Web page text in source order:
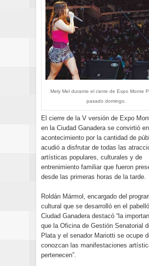
Mely Mel durante el cierre de Expo Monte
pasado domingo.
El cierre de la V versión de Expo
en la Ciudad Ganadera se convirtió
acontecimiento por la cantidad de
acudió a disfrutar de todas las
artísticas populares, culturales y de
entrenimiento familiar que fueron
desde las primeras horas de la tarde.
Roldán Mármol, encargado del
cultural que se desarrolló en el
Ciudad Ganadera destacó “la
que la Oficina de Gestión Senatorial
Plata y el senador Mariotti se ocupe
conozcan las manifestaciones
pertenecen”.